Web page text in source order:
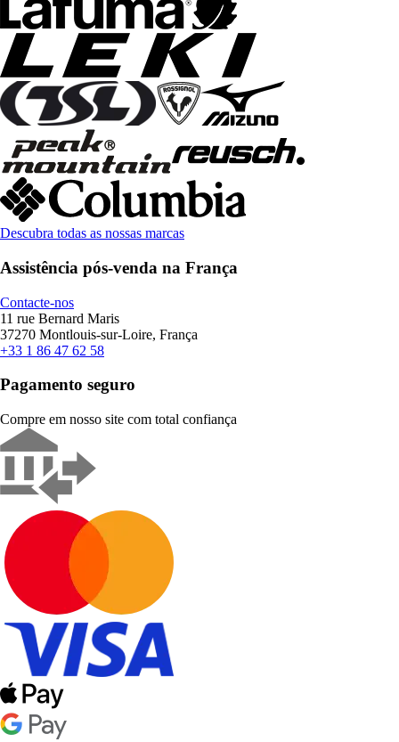
Descubra todas as nossas marcas
Assistência pós-venda na França
Contacte-nos
11 rue Bernard Maris
37270 Montlouis-sur-Loire, França
+33 1 86 47 62 58
Pagamento seguro
Compre em nosso site com total confiança